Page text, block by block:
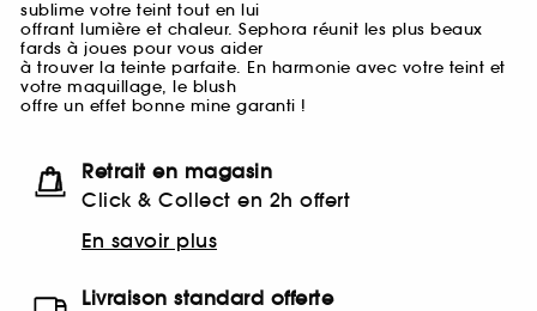
sublime votre teint tout en lui
offrant lumière et chaleur. Sephora réunit les plus beaux
fards à joues pour vous aider
à trouver la teinte parfaite. En harmonie avec votre teint et
votre maquillage, le blush
offre un effet bonne mine garanti !
Retrait en magasin
Click & Collect en 2h offert
En savoir plus
Livraison standard offerte